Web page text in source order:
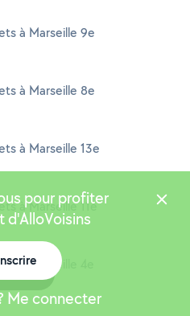
à Marseille 9e
à Marseille 8e
à Marseille 13e
à Marseille 11e
à Marseille 4e
pour profiter
d'AlloVoisins
Me connecter